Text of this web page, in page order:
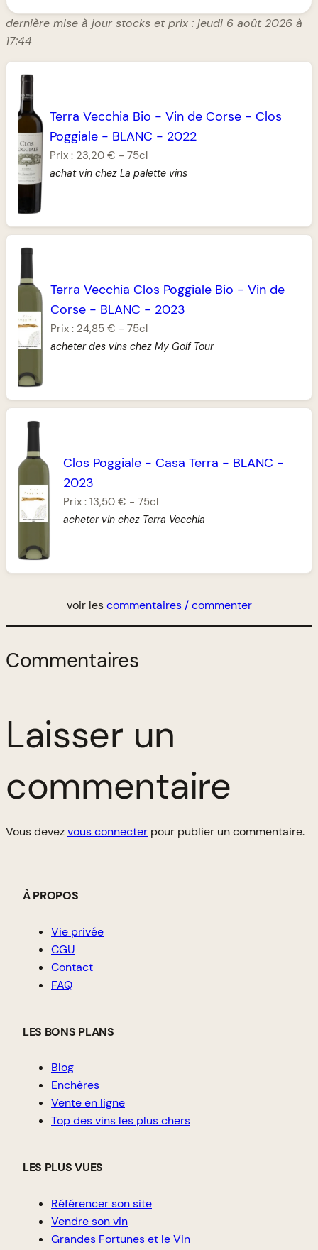
dernière mise à jour stocks et prix : jeudi 6 août 2026 à
17:44
Terra Vecchia Bio -Vin de Corse - Clos
Poggiale - BLANC - 2022
Prix : 23,20 € -75cl
achat vin chez La palette vins
Terra Vecchia Clos Poggiale Bio -Vin de
Corse - BLANC - 2023
Prix : 24,85 € -75cl
acheter des vins chez My Golf Tour
Clos Poggiale - Casa Terra - BLANC -
2023
Prix :13,50 € -75cl
acheter vin chez Terra Vecchia
voir lescommentaires / commenter
Commentaires
Laisser un
commentaire
Vous devezvous connecter pour publier un commentaire.
À PROPOS
Vie privée
CGU
Contact
FAQ
LES BONS PLANS
Blog
Enchères
Vente en ligne
Top des vins les plus chers
LES PLUS VUES
Référencer son site
Vendre son vin
Grandes Fortunes et le Vin